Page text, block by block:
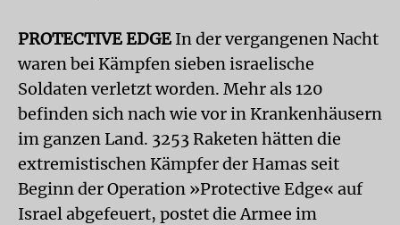
PROTECTIVE EDGE In der vergangenen Nacht
waren bei Kämpfen sieben israelische
Soldaten verletzt worden. Mehr als 120
befinden sich nach wie vor in Krankenhäusern
im ganzen Land. 3253 Raketen hätten die
extremistischen Kämpfer der Hamas seit
Beginn der Operation »Protective Edge« auf
Israel abgefeuert, postet die Armee im